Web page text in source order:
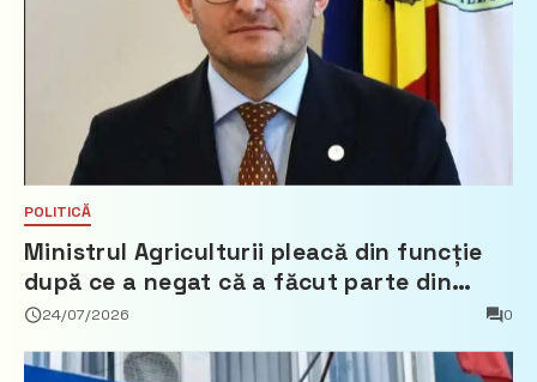
POLITICĂ
Ministrul Agriculturii pleacă din funcție
după ce a negat că a făcut parte din
Partidul Democrat
24/07/2026 0